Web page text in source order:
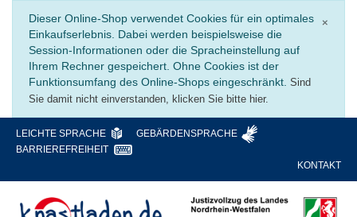
×
Dieser Online-Shop verwendet Cookies für ein optimales
Einkaufserlebnis. Dabei werden beispielsweise die
Session-Informationen oder die Spracheinstellung auf
Ihrem Rechner gespeichert. Ohne Cookies ist der
Funktionsumfang des Online-Shops eingeschränkt. Sind
Sie damit nicht einverstanden, klicken Sie bitte hier.
LEICHTE SPRACHE
GEBÄRDENSPRACHE
BARRIEREFREIHEIT
KONTAKT